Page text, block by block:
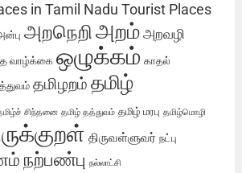
in Tamil Nadu Tourist Places
அறநெறிஅறம் அறவழி
வாழ்க்கை ஒழுக்கம் காதல்
தமிழறம் தமிழ்
சிந்தனை தமிழ் தத்துவம் தமிழ் மரபு தமிழ்மொழி
திருவள்ளுவர் நட்பு
நற்பண்பு நல்லாட்சி